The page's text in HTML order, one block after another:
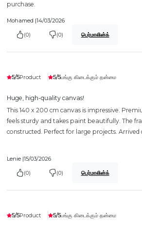
purchase.
Mohamed |14/03/2026
(0) (0) பெர்மாலின்க்
5/5Product 5/5பங்கு கிடைக்கும் தன்மை
Huge, high-quality canvas!
This 140 x 200 cm canvas is impressive.
feels sturdy and takes paint beautifully. The
constructed. Perfect for large projects. Arrived
Lenie |15/03/2026
(0) (0) பெர்மாலின்க்
5/5Product 5/5பங்கு கிடைக்கும் தன்மை